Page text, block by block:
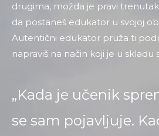
drugima, možda je pravi
da postaneš edukator u svojoj
Autentični edukator pruža ti
napraviš na način koji je u skladu
„Kada je učenik
se sam pojavljuje.